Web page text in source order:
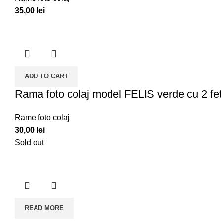
35,00 lei
ADD TO CART
Rama foto colaj model FELIS verde cu 2
Rame foto colaj
30,00 lei
Sold out
READ MORE